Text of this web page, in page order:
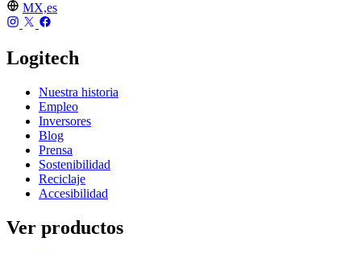
MX,es
Logitech
Nuestra historia
Empleo
Inversores
Blog
Prensa
Sostenibilidad
Reciclaje
Accesibilidad
Ver productos